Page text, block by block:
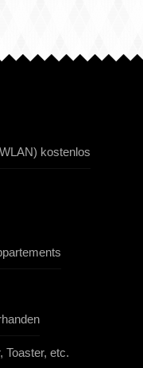
kostenlos
Toaster, etc.